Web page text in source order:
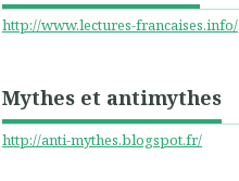
http://www.lectures-francaises.info/
Mythes et antimythes
http://anti-mythes.blogspot.fr/